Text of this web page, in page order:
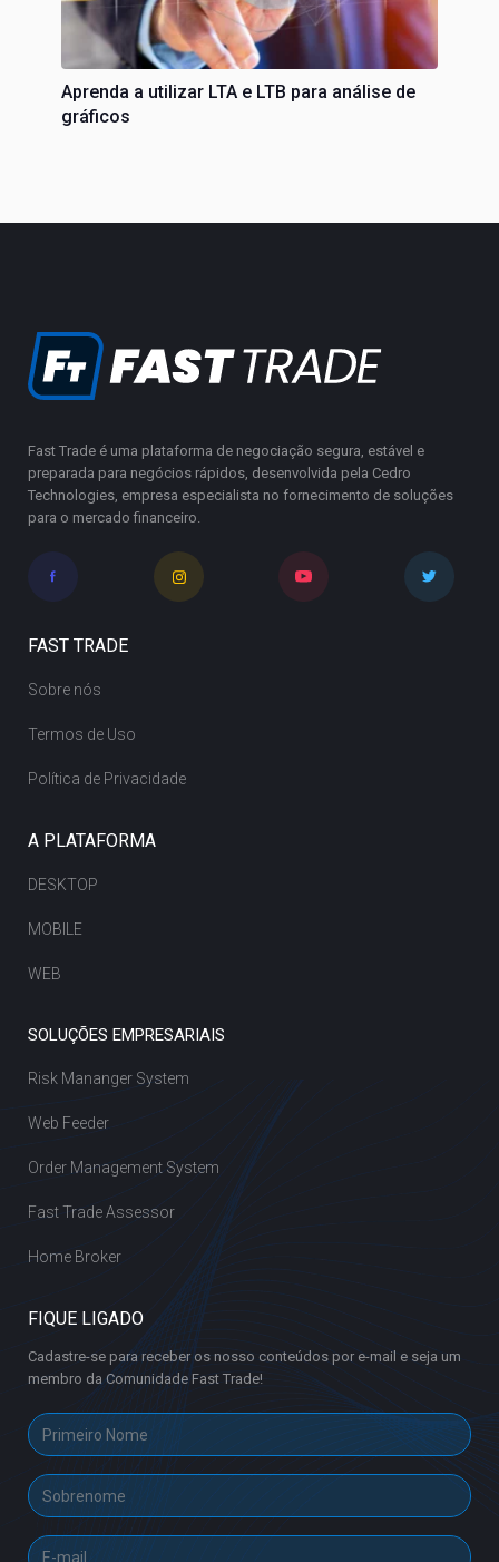
Aprenda a utilizar LTA e LTB para análise de
gráficos
Fast Trade é uma plataforma de negociação segura, estável e
preparada para negócios rápidos, desenvolvida pela Cedro
Technologies, empresa especialista no fornecimento de soluções
para o mercado financeiro.
FAST TRADE
Sobre nós
Termos de Uso
Política de Privacidade
A PLATAFORMA
DESKTOP
MOBILE
WEB
SOLUÇÕES EMPRESARIAIS
Risk Mananger System
Web Feeder
Order Management System
Fast Trade Assessor
Home Broker
FIQUE LIGADO
Cadastre-se para receber os nosso conteúdos por e-mail e seja um
membro da Comunidade Fast Trade!